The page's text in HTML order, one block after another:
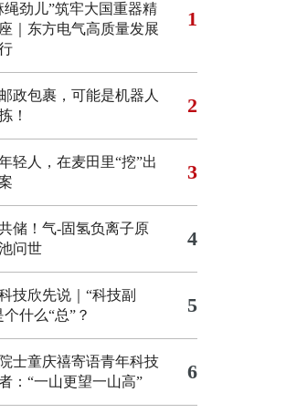
绳劲儿”筑牢大国重器精
｜东方电气高质量发展
1
政包裹，可能是机器人
！
2
轻人，在麦田里“挖”出
3
储！气-固氢负离子原
问世
4
技欣先说｜“科技副
个什么“总”？
5
士童庆禧寄语青年科技
：“一山更望一山高”
6